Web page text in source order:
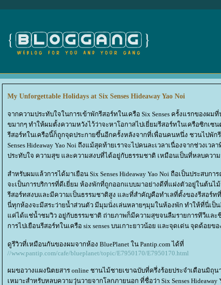
My Unforgettable Holidays at Six Senses Hideaway Yao Noi
จากความประทับใจในการเข้าพักรีสอร์ทในเครือ Six Senses ครั้งแรกของ
ขมากๆ ทำให้ผมตั้งความหวังไว้ว่าจะหาโอกาสไปเยี่ยมรีสอร์ทในเครือซิกเซ
รีสอร์ทในเครือนี้ก็ถูกจุดประกายขึ้นอีกครั้งหลังจากที่เพื่อนคนหนึ่ง ชวนไปพัก
Senses Hideaway Yao Noi ถึงแม้สุดท้ายเราจะไปคนละเวลาเนื่องจากช่วง
ประทับใจ ความสุข และความสงบที่ได้อยู่กับธรรมชาติ เหมือนเป็นที่หลบควา
สำหรับผมแล้วการได้มาเยือน Six Senses Hideaway Yao Noi ถือเป็นประส
จะเป็นการบริการที่ดีเยี่ยม ห้องพักที่ถูกออกแบบมาอย่างดีที่แฝงตัวอยู่ในต้น
รีสอร์ทสงบและมีความเป็นธรรมชาติสูง และที่สำคัญคือทำเลที่ตั้งของรีสอร์ท
นี่ทุกห้องจะมีสระว่ายน้ำส่วนตัว มีมุมนั่งเล่นหลายๆมุมในห้องพัก ทำให้ที่นี่เป็
ค่ได้แช่น้ำชมวิว อยู่กับธรรมชาติ ถ่ายภาพก็มีความสุขจนลืมรายการทีวีและ
การไปเยือนรีสอร์ทในเครือ six senses บนเกาะยาวน้อย และจุดเด่น จุดด้อย
ดูรีวิวที่เหมือนกันของผมจากห้อง BluePlanet ใน Pantip.com ได้ที่
//www.pantip.com/cafe/blueplanet/topic/E7950170/E7950170.html
ผมขอวางแผงนิตยสาร online ชานไม้ชายเขาฉบับที่ครึ่งร้อยประจำเดือนมิถุ
เหมาะสำหรับหลบความวุ่นวายจากโลกภายนอก ที่ชื่อว่า Six Senses